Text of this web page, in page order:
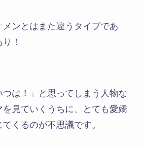
ンとはまた違うタイプであ
！
は！」と思ってしまう人物な
を見ていくうちに、とても愛嬌
くるのが不思議です。